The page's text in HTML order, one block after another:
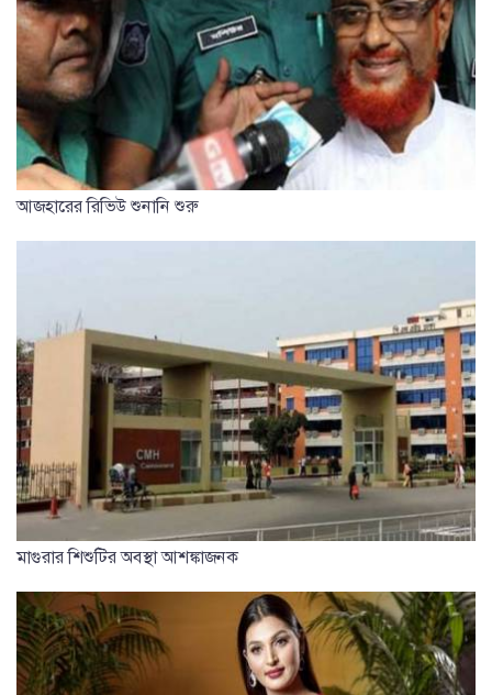
আজহারের রিভিউ শুনানি শুরু
মাগুরার শিশুটির অবস্থা আশঙ্কাজনক